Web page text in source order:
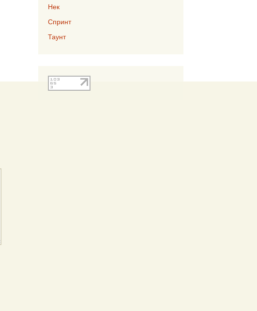
Нек
Спринт
Таунт